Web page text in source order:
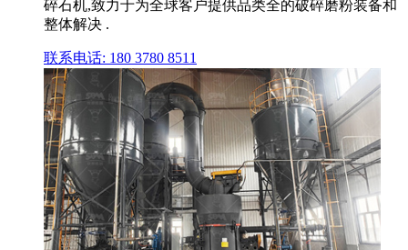
碎石机,致力于为全球客户提供品类全的破碎磨粉装备和
整体解决 .
联系电话: 180 3780 8511